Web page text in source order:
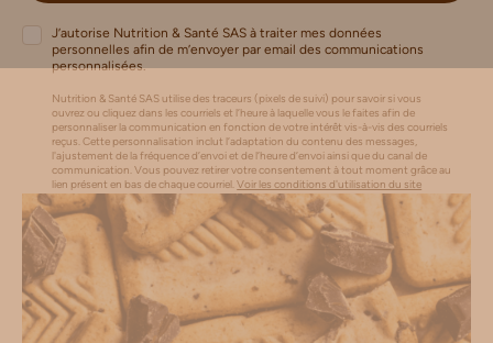
J’autorise Nutrition & Santé SAS à traiter mes données
personnelles afin de m’envoyer par email des communications
personnalisées.
Nutrition & Santé SAS utilise des traceurs (pixels de suivi) pour savoir si vous
ouvrez ou cliquez dans les courriels et l’heure à laquelle vous le faites afin de
personnaliser la communication en fonction de votre intérêt vis-à-vis des courriels
reçus. Cette personnalisation inclut l’adaptation du contenu des messages,
l'ajustement de la fréquence d’envoi et de l’heure d’envoi ainsi que du canal de
communication. Vous pouvez retirer votre consentement à tout moment grâce au
lien présent en bas de chaque courriel.Voir les conditions d'utilisation du site